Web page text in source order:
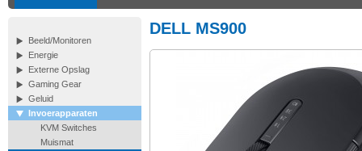
Beeld/Monitoren
Energie
Externe Opslag
Gaming Gear
Geluid
Invoerapparaten
KVM Switches
Muismat
DELL MS900